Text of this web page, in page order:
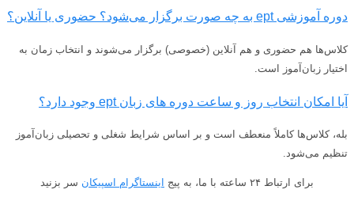
دوره آموزشی ept به چه صورت برگزار می‌شود؟ حضوری یا آنلاین؟
کلاس‌ها هم حضوری و هم آنلاین (خصوصی) برگزار می‌شوند و انتخاب زمان به
اختیار زبان‌آموز است.
آیا امکان انتخاب روز و ساعت دوره های زبان ept وجود دارد؟
بله، کلاس‌ها کاملاً منعطف است و بر اساس شرایط شغلی و تحصیلی زبان‌آموز
تنظیم می‌شود.
برای ارتباط ۲۴ ساعته با ما، به پیج اینستاگرام اسپیکان سر بزنید